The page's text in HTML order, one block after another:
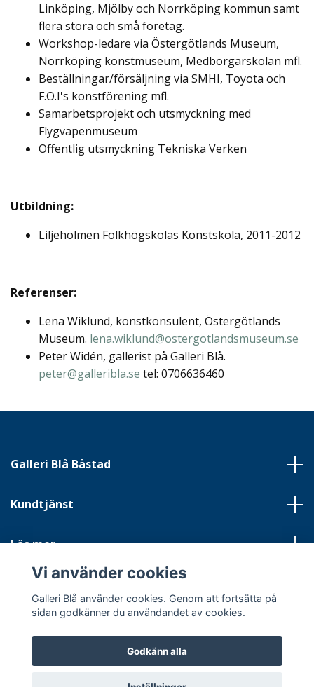
Linköping, Mjölby och Norrköping kommun samt
flera stora och små företag.
Workshop-ledare via Östergötlands Museum,
Norrköping konstmuseum, Medborgarskolan mfl.
Beställningar/försäljning via SMHI, Toyota och
F.O.I's konstförening mfl.
Samarbetsprojekt och utsmyckning med
Flygvapenmuseum
Offentlig utsmyckning Tekniska Verken
Utbildning:
Liljeholmen Folkhögskolas Konstskola, 2011-2012
Referenser:
Lena Wiklund, konstkonsulent, Östergötlands
Museum. lena.wiklund@ostergotlandsmuseum.se
Peter Widén, gallerist på Galleri Blå.
peter@galleribla.se tel: 0706636460
Galleri Blå Båstad
Kundtjänst
Läs mer
Sociala medier
© 2026 Galleri Blå
Vi använder cookies
Galleri Blå använder cookies. Genom att fortsätta på
sidan godkänner du användandet av cookies.
Godkänn alla